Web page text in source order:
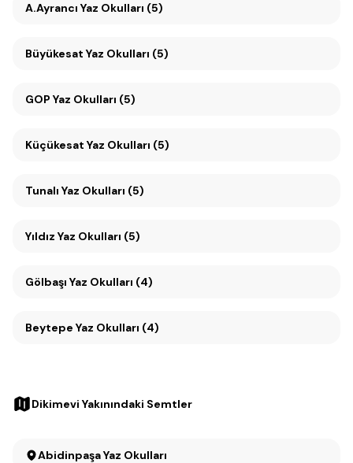
A.Ayrancı Yaz Okulları (5)
Büyükesat Yaz Okulları (5)
GOP Yaz Okulları (5)
Küçükesat Yaz Okulları (5)
Tunalı Yaz Okulları (5)
Yıldız Yaz Okulları (5)
Gölbaşı Yaz Okulları (4)
Beytepe Yaz Okulları (4)
Dikimevi Yakınındaki Semtler
Abidinpaşa Yaz Okulları